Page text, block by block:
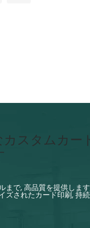
カスタムカー
まで, 高品質を提供しま
ズされたカード印刷, 持